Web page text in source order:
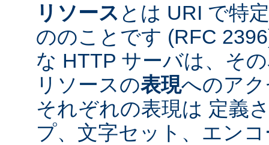
リソース とは URI で特
ののことです (RFC
な HTTP サーバは、そ
リソースの表現へのア
それぞれの表現は 定義
プ、文字セット、エン